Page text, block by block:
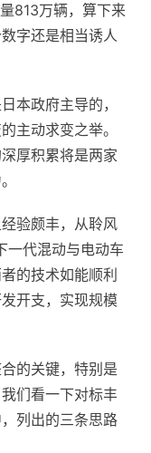
813万辆，算下来
字还是相当诱人
本政府主导的，
主动求变之举。
厚积累将是两家
验颇丰，从聆风
一代混动与电动车
的技术如能顺利
开支，实现规模
的关键，特别是
们看一下对标丰
列出的三条思路